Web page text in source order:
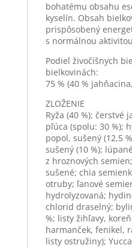
bohatému obsahu
kyselín. Obsah
prispôsobený
s normálnou
Podiel živočíšnych
bielkovinách:
75 % (40 %
ZLOŽENIE
Ryža (40 %); čerstvé
pľúca (spolu: 30 %);
popol, sušený (12,5
sušený (10 %);
z hroznových
sušené; chia
otruby; ľanové
hydrolyzovaná;
chlorid draselný;
%; listy žihľavy,
harmanček, fenikel,
listy ostružiny);